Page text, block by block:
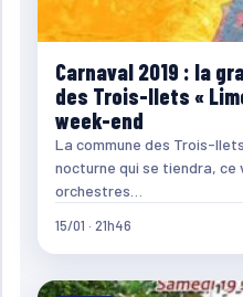
Carnaval 2019 : la
des Trois-Ilets «
week-end
La commune des Trois-
nocturne qui se tiendra, ce
orchestres…
15/01 · 21h46